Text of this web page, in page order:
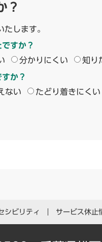
？
します。
すか？
分かりにくい 知り
か？
ない
たどり着きにくい
シビリティ サービス休止